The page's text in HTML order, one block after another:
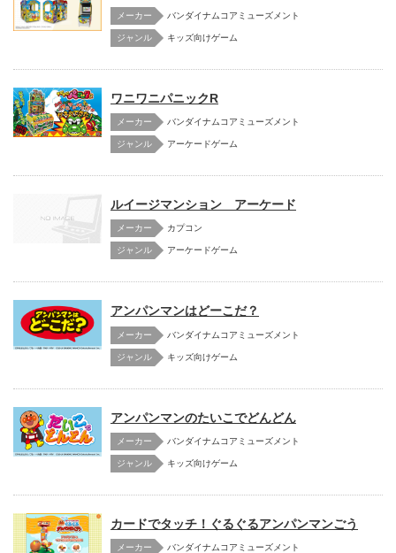
メーカー バンダイナムコアミューズメント
キッズ向けゲーム
ワニワニパニックR
メーカー バンダイナムコアミューズメント
アーケードゲーム
ルイージマンション アーケード
メーカー カプコン
アーケードゲーム
アンパンマンはどーこだ？
メーカー バンダイナムコアミューズメント
キッズ向けゲーム
アンパンマンのたいこでどんどん
メーカー バンダイナムコアミューズメント
キッズ向けゲーム
カードでタッチ！ぐるぐるアンパンマンごう
メーカー バンダイナムコアミューズメント